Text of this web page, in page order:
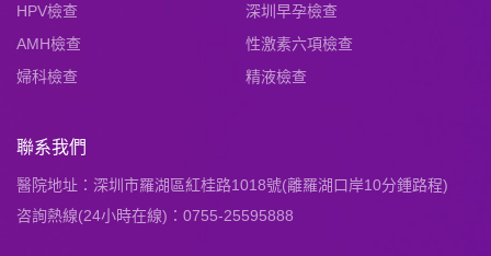
HPV檢查
深圳早孕檢查
AMH檢查
性激素六項檢查
婦科檢查
精液檢查
聯系我們
醫院地址：深圳市羅湖區紅桂路1018號(離羅湖口岸10分鍾路程)
咨詢熱線(24小時在線)：0755-25595888